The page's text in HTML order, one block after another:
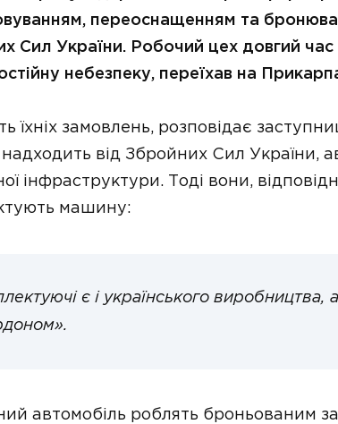
переоснащенням та
Сил України. Робочий цех довгий час
небезпеку, переїхав на
їхніх замовлень, розповідає
надходить від Збройних Сил України,
інфраструктури. Тоді вони,
машину:
є і українського виробництва,
автомобіль роблять броньованим